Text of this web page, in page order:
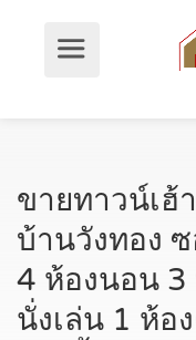
ขายทาวน์เฮ้
บ้านวังทอง
4 ห้องนอน 3
นั่งเล่น 1 ห้อ